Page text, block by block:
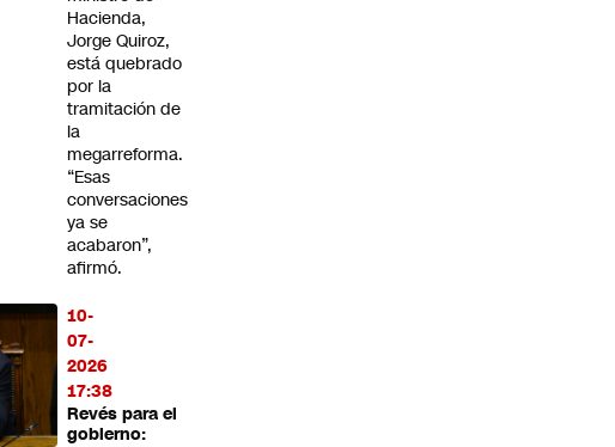
Hacienda,
Jorge Quiroz,
está quebrado
por la
tramitación de
la
megarreforma.
“Esas
conversaciones
ya se
acabaron”,
afirmó.
10-
07-
2026
17:38
Revés para el
gobierno: